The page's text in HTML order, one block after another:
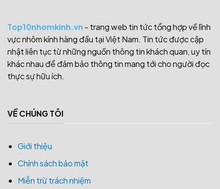
Top10nhomkinh.vn - trang web tin tức tổng hợp về lĩnh
vực nhôm kính hàng đầu tại Việt Nam. Tin tức được cập
nhật liên tục từ những nguồn thông tin khách quan, uy tín
khác nhau để đảm bảo thông tin mang tới cho người đọc
thực sự hữu ích.
VỀ CHÚNG TÔI
Giới thiệu
Chính sách bảo mật
Miễn trừ trách nhiệm